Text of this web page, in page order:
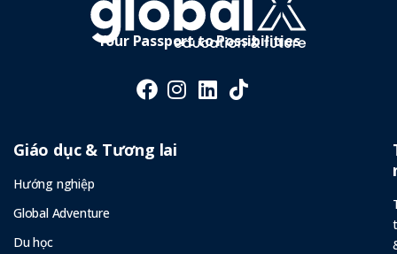
Thế Cạnh
Tranh
Your Passport to Possibilities
Giáo dục & Tương lai
Hướng nghiệp
Global Adventure
Du học